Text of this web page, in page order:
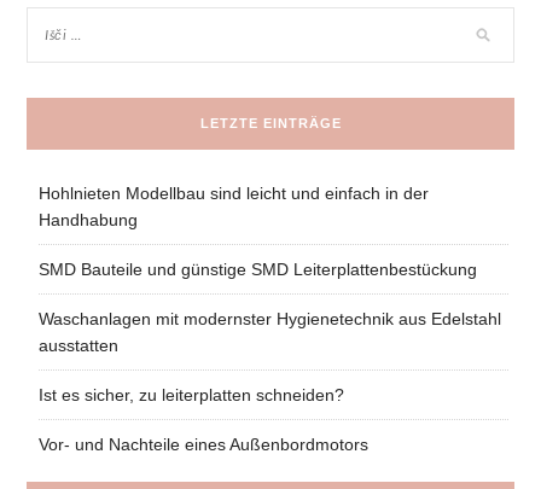
LETZTE EINTRÄGE
Hohlnieten Modellbau sind leicht und einfach in der
Handhabung
SMD Bauteile und günstige SMD Leiterplattenbestückung
Waschanlagen mit modernster Hygienetechnik aus Edelstahl
ausstatten
Ist es sicher, zu leiterplatten schneiden?
Vor- und Nachteile eines Außenbordmotors